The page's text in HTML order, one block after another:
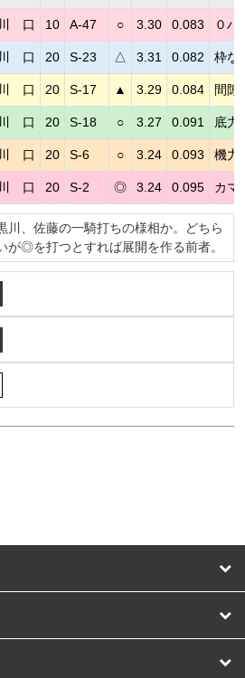
川 口 10 A-47 ○ 3.30 0.083 ０ハ
川 口 20 S-23 △ 3.31 0.082 枠な
川 口 20 S-17 ▲ 3.29 0.084 間隙
川 口 20 S-18 ○ 3.27 0.091 底力
川 口 20 S-6 ○ 3.24 0.093 機力
川 口 20 S-2 ◎ 3.24 0.095 カマ
川、佐藤の一騎打ちの様相か。どちら
が◎を打つとすれば展開を作る前者。